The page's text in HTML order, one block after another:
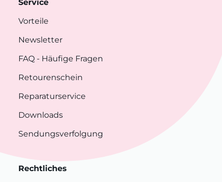
Service
Vorteile
Newsletter
FAQ - Häufige Fragen
Retourenschein
Reparaturservice
Downloads
Sendungsverfolgung
Rechtliches